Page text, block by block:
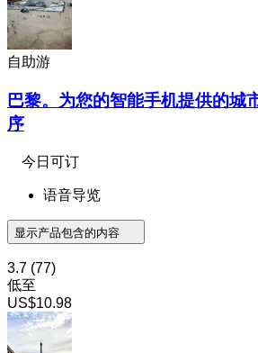
自助游
巴黎。为您的智能手机提供的城
序
今日可订
语音导览
显示产品包含的内容
3.7 (77)
低至
US$10.98